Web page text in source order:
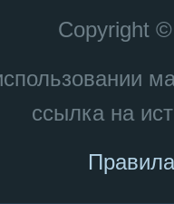
Copyright
ссылка на